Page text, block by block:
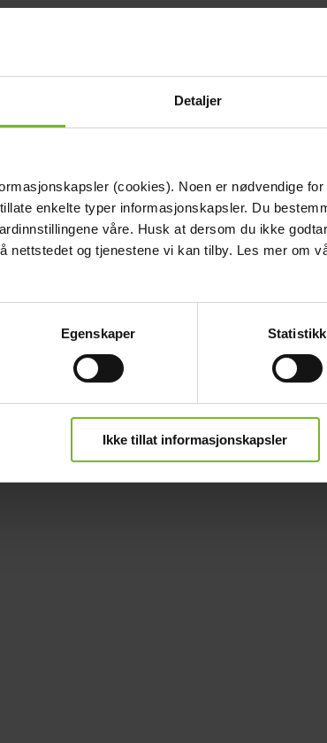
Detaljer
(cookies). Noen er nødvendige
enkelte typer informasjonskapsler. Du
våre. Husk at dersom du ikke
nettstedet og tjenestene vi kan tilby. Les mer om
Egenskaper Statistikk
Ikke tillat informasjonskapsler